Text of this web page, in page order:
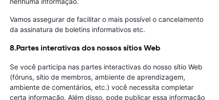
Vamos assegurar de facilitar o mais possível o cancelamento
da assinatura de boletins informativos etc.
8.Partes interativas dos nossos sítios Web
Se você participa nas partes interactivas do nosso sítio Web
(fóruns, sítio de membros, ambiente de aprendizagem,
ambiente de comentários, etc.) você necessita completar
certa informação. Além disso, pode publicar essa informação